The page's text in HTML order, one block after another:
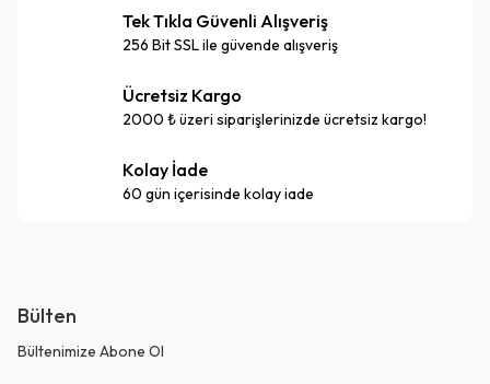
Tek Tıkla Güvenli Alışveriş
256 Bit SSL ile güvende alışveriş
Ücretsiz Kargo
2000 ₺ üzeri siparişlerinizde ücretsiz kargo!
Kolay İade
60 gün içerisinde kolay iade
Bülten
Bültenimize Abone Ol